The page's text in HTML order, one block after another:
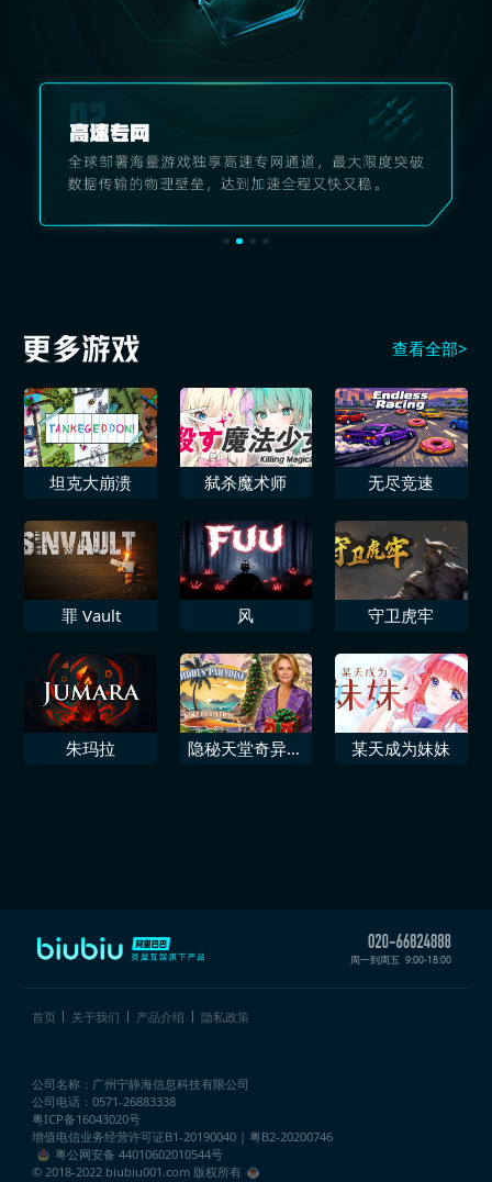
查看全部>
坦克大崩溃 弑杀魔术师 无尽竞速
罪 Vault 风 守卫虎牢
朱玛拉
隐秘天堂奇异果
某天成为妹妹
周一到周五 9:00-18:00
首页 关于我们 产品介绍 隐私政策
公司名称：广州宁静海信息科技有限公司
公司电话：0571-26883338
粤ICP备16043020号
增值电信业务经营许可证B1-20190040 | 粤B2-20200746
粤公网安备 44010602010544号
© 2018-2022 biubiu001.com 版权所有